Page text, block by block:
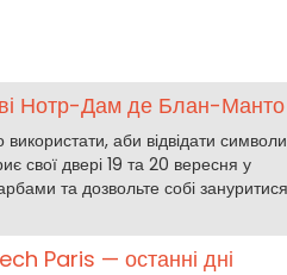
Нотр-Дам де Блан-Манто
аби відвідати символи
свої двері 19 та 20 вересня у
та дозвольте собі зануритися
Paris — останні дні